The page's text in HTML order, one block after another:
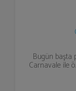
Bugün başta
Carnavale ile